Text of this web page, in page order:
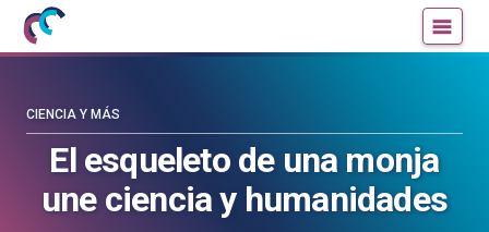
Mujeres
con
Cultura
Científica
blog
Cultura
Científica
El esqueleto de una monja
une ciencia y humanidades
CIENCIA Y MÁS